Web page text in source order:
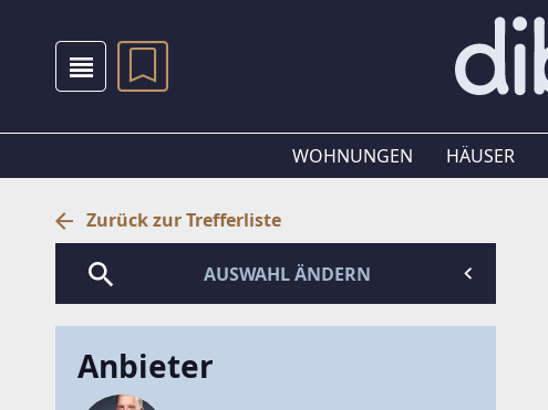
WOHNUNGEN HÄUSER
Zurück zur Trefferliste
AUSWAHL ÄNDERN
Anbieter